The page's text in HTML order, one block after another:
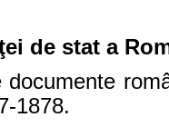
de stat a
documente
1878.